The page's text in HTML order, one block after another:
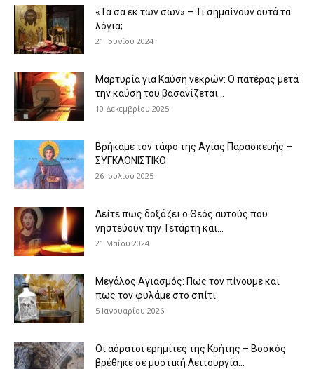
«Τα σα εκ των σων» – Τι σημαίνουν αυτά τα
λόγια;
21 Ιουνίου 2024
Μαρτυρία για Καύση νεκρών: Ο πατέρας μετά
την καύση του βασανίζεται...
10 Δεκεμβρίου 2025
Βρήκαμε τον τάφο της Αγίας Παρασκευής –
ΣΥΓΚΛΟΝΙΣΤΙΚΟ
26 Ιουλίου 2025
Δείτε πως δοξάζει ο Θεός αυτούς που
νηστεύουν την Τετάρτη και...
21 Μαΐου 2024
Μεγάλος Αγιασμός: Πως τον πίνουμε και
πως τον φυλάμε στο σπίτι
5 Ιανουαρίου 2026
Οι αόρατοι ερημίτες της Κρήτης – Βοσκός
βρέθηκε σε μυστική Λειτουργία...